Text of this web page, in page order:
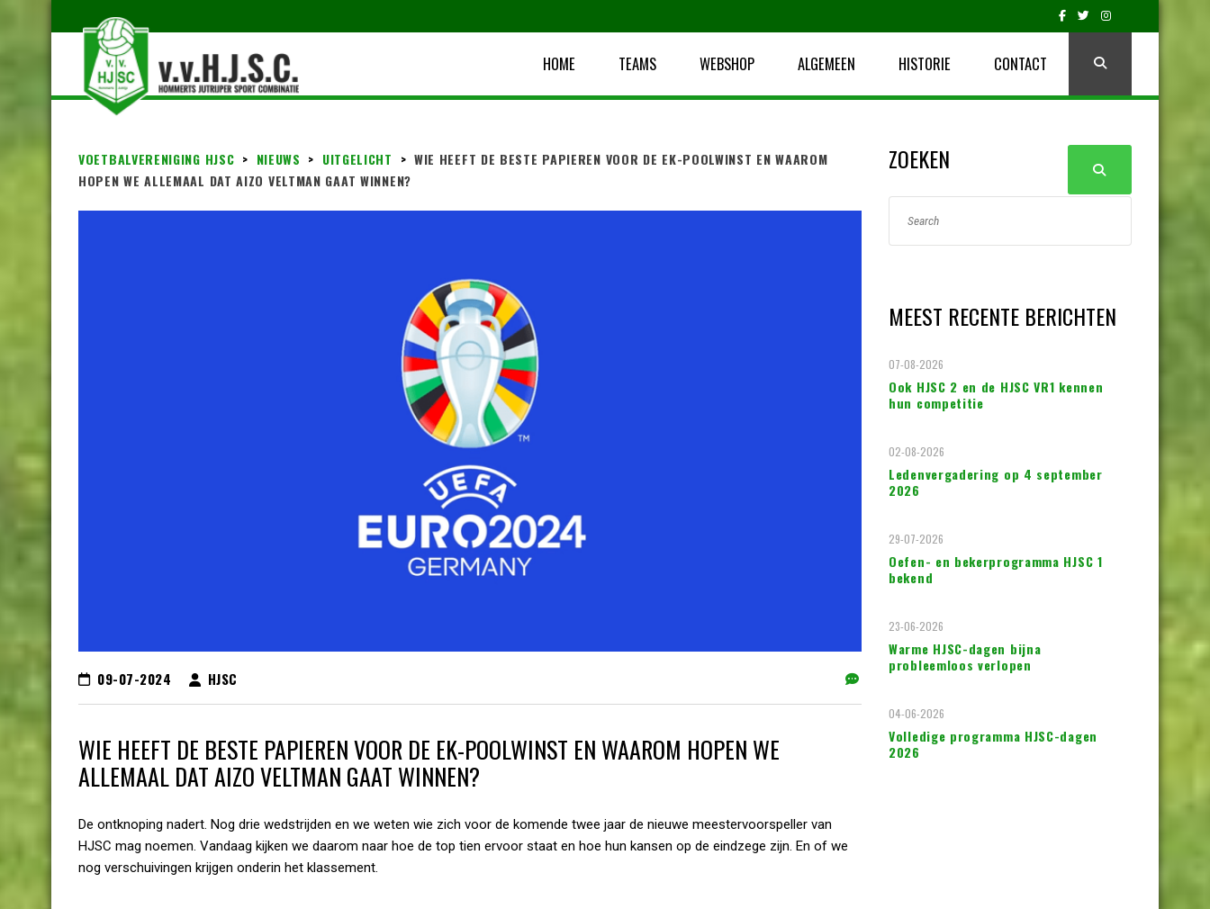
HOME TEAMS WEBSHOP ALGEMEEN HISTORIE CONTACT
VOETBALVERENIGING HJSC > NIEUWS > UITGELICHT > WIE HEEFT DE BESTE PAPIEREN VOOR DE EK-POOLWINST EN WAAROM
HOPEN WE ALLEMAAL DAT AIZO VELTMAN GAAT WINNEN?
09-07-2024 HJSC
WIE HEEFT DE BESTE PAPIEREN VOOR DE EK-POOLWINST EN WAAROM HOPEN WE
ALLEMAAL DAT AIZO VELTMAN GAAT WINNEN?
De ontknoping nadert. Nog drie wedstrijden en we weten wie zich voor de komende twee jaar de nieuwe meestervoorspeller van
HJSC mag noemen. Vandaag kijken we daarom naar hoe de top tien ervoor staat en hoe hun kansen op de eindzege zijn. En of we
nog verschuivingen krijgen onderin het klassement.
ZOEKEN
MEEST RECENTE BERICHTEN
Ook HJSC 2 en de HJSC VR1 kennen
hun competitie
07-08-2026
Ledenvergadering op 4 september
2026
02-08-2026
Oefen- en bekerprogramma HJSC 1
bekend
29-07-2026
Warme HJSC-dagen bijna
probleemloos verlopen
23-06-2026
Volledige programma HJSC-dagen
2026
04-06-2026